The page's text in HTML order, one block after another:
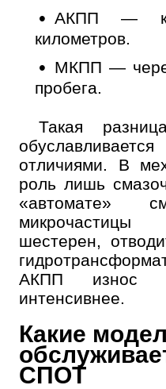
АКПП —
километров.
МКПП —
пробега.
Такая
отличиями. В
роль лишь
«автомате»
микрочастицы
шестерен,
АКПП износ
интенсивнее.
Какие
СПОТ